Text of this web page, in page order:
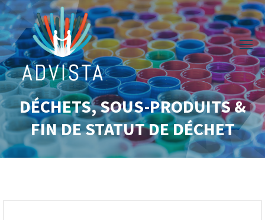
DÉCHETS, SOUS-PRODUITS &
FIN DE STATUT DE DÉCHET
Vous êtes ici :